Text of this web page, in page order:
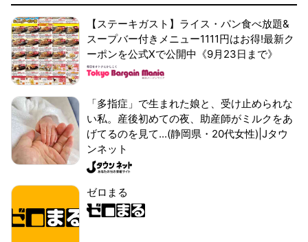
【ステーキガスト】ライス・パン食べ放題&
スープバー付きメニュー1111円はお得!最新ク
ーポンを公式Xで公開中《9月23日まで》
「多指症」で生まれた娘と、受け止められな
い私。産後初めての夜、助産師がミルクをあ
げてるのを見て...(静岡県・20代女性)|Jタウ
ンネット
ゼロまる